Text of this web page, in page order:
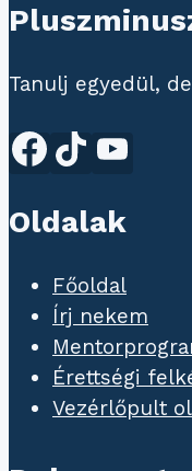
Tanulj egyedül,
Oldalak
Főoldal
Írj nekem
Érettségi
Vezérlőpult